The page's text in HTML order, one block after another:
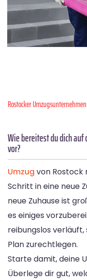
Rostocker Umzugsunternehmen
Wie bereitest du dich auf
vor?
Umzug von Rostock
Schritt in eine neue
neue Zuhause ist
es einiges
reibungslos
Plan zurechtlegen.
Starte damit, deine
Überlege dir gut,